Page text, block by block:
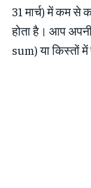
31 मार्च) में कम से
होता है। आप
sum) या किस्तों